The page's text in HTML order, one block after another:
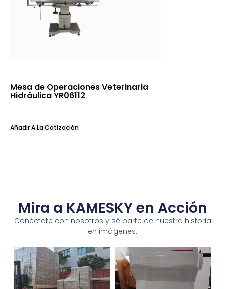
Mesa de Operaciones Veterinaria
Hidráulica YR06112
Añadir A La Cotización
Mira a KAMESKY en Acción
Conéctate con nosotros y sé parte de nuestra historia
en imágenes.